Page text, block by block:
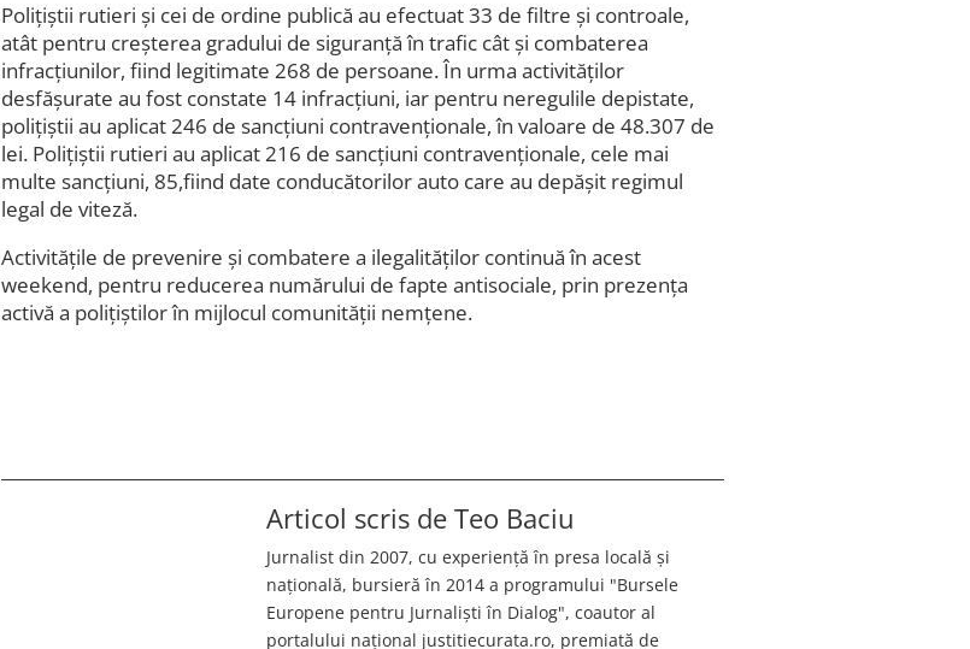
Polițiștii rutieri şi cei de ordine publică au efectuat 33 de filtre și controale,
atât pentru creșterea gradului de siguranță în trafic cât și combaterea
infracțiunilor, fiind legitimate 268 de persoane. În urma activităților
desfășurate au fost constate 14 infracțiuni, iar pentru neregulile depistate,
poliţiştii au aplicat 246 de sancţiuni contravenţionale, în valoare de 48.307 de
lei. Polițiștii rutieri au aplicat 216 de sancțiuni contravenționale, cele mai
multe sancțiuni, 85,fiind date conducătorilor auto care au depășit regimul
legal de viteză.
Activităţile de prevenire şi combatere a ilegalităţilor continuă în acest
weekend, pentru reducerea numărului de fapte antisociale, prin prezenţa
activă a poliţiştilor în mijlocul comunităţii nemțene.
Articol scris de Teo Baciu
Jurnalist din 2007, cu experiență în presa locală și
națională, bursieră în 2014 a programului "Bursele
Europene pentru Jurnaliști în Dialog", coautor al
portalului național justitiecurata.ro, premiată de